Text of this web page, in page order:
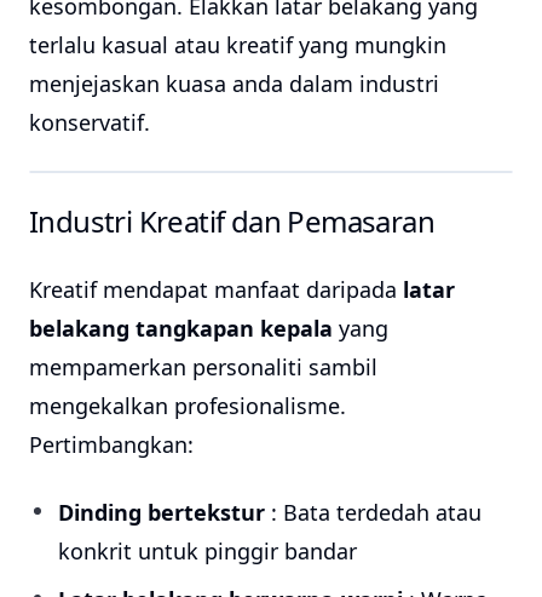
kesombongan. Elakkan latar belakang yang
terlalu kasual atau kreatif yang mungkin
menjejaskan kuasa anda dalam industri
konservatif.
Industri Kreatif dan Pemasaran
Kreatif mendapat manfaat daripada latar
belakang tangkapan kepala yang
mempamerkan personaliti sambil
mengekalkan profesionalisme.
Pertimbangkan:
Dinding bertekstur : Bata terdedah atau
konkrit untuk pinggir bandar